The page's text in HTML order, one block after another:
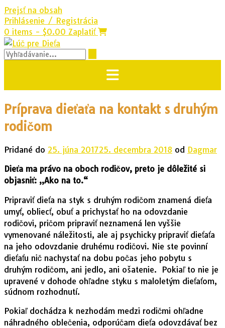
Prejsť na obsah
Prihlásenie / Registrácia
0 items - $0.00 Zaplatiť
Príprava dieťaťa na kontakt s druhým
rodičom
Pridané do 25. júna 201725. decembra 2018 od Dagmar
Dieťa ma právo na oboch rodičov, preto je dôležité si
objasniť: „Ako na to.“
Pripraviť dieťa na styk s druhým rodičom znamená dieťa
umyť, obliecť, obuť a prichystať ho na odovzdanie
rodičovi, pričom pripraviť neznamená len vyššie
vymenované náležitosti, ale aj psychicky pripraviť dieťaťa
na jeho odovzdanie druhému rodičovi. Nie ste povinní
dieťaťu nič nachystať na dobu počas jeho pobytu s
druhým rodičom, ani jedlo, ani ošatenie. Pokiaľ to nie je
upravené v dohode ohľadne styku s maloletým dieťaťom,
súdnom rozhodnutí.
Pokiaľ dochádza k nezhodám medzi rodičmi ohľadne
náhradného oblečenia, odporúčam dieťa odovzdávať bez